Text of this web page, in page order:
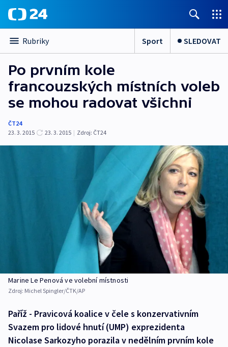
Rubriky Sport SLEDOVAT
Po prvním kole
francouzských místních voleb
se mohou radovat všichni
ČT24
23. 3. 2015
23. 3. 2015 | Zdroj: ČT24
Marine Le Penová ve volební místnosti
Zdroj: Michel Spingler/ČTK/AP
Paříž - Pravicová koalice v čele s konzervativním
Svazem pro lidové hnutí (UMP) exprezidenta
Nicolase Sarkozyho porazila v nedělním prvním kole